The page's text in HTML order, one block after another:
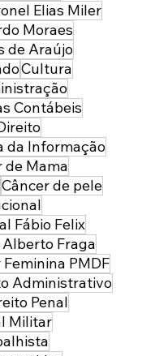
Elias Miler
Moraes
de Araújo
Cultura
Contábeis
da Informação
de Mama
Câncer de pele
Fábio Felix
Fraga
PMDF
Administrativo
Penal
Militar